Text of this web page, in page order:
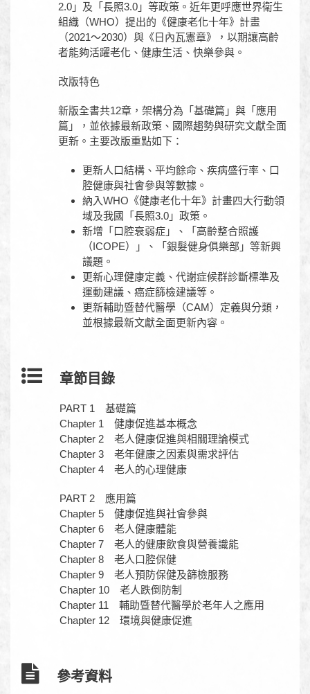
2.0」及「長照3.0」等政策。近年更呼應世界衛生
組織（WHO）提出的《健康老化十年》計畫
（2021～2030）與《日內瓦憲章》，以期讓高齡
者能夠活躍老化、健康生活、快樂參與。
改版特色
新版全書共12章，架構分為「基礎篇」與「應用
篇」，並依據最新政策、國際趨勢與研究文獻全面
更新。主要改版重點如下：
更新人口結構、平均餘命、疾病盛行率、口
腔健康與社會參與等數據。
納入WHO《健康老化十年》計畫四大行動領
域及我國「長照3.0」政策。
新增「口腔衰弱症」、「高齡整合照護
（ICOPE）」、「銀髮健身俱樂部」等新興
議題。
更新心理健康定義、代謝症候群診斷標準及
運動建議、癌症篩檢建議等。
更新輔助暨替代醫學（CAM）定義與分類，
並根據最新文獻全面更新內容。
章節目錄
PART 1 基礎篇
Chapter 1 健康促進基本概念
Chapter 2 老人健康促進與相關理論模式
Chapter 3 老年健康之因素與需求評估
Chapter 4 老人的心理健康
PART 2 應用篇
Chapter 5 健康促進與社會參與
Chapter 6 老人健康體能
Chapter 7 老人的健康飲食與營養識能
Chapter 8 老人口腔保健
Chapter 9 老人預防保健及篩檢服務
Chapter 10 老人跌倒防制
Chapter 11 輔助暨替代醫學於老年人之應用
Chapter 12 環境與健康促進
參考資料